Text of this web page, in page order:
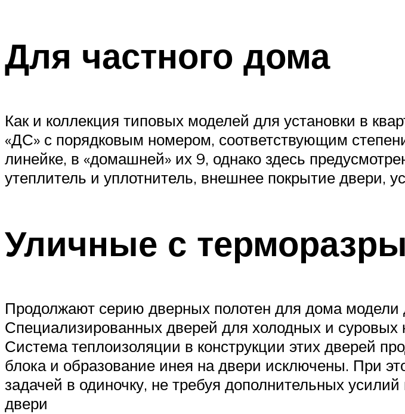
Для частного дома
Как и коллекция типовых моделей для установки в
«ДС» с порядковым номером, соответствующим
линейке, в «домашней» их 9, однако здесь
утеплитель и уплотнитель, внешнее покрытие двери,
Уличные с
Продолжают серию дверных полотен для дома модели
Специализированных дверей для холодных и суровых
Система теплоизоляции в конструкции этих дверей
блока и образование инея на двери исключены. При
задачей в одиночку, не требуя дополнительных
двери